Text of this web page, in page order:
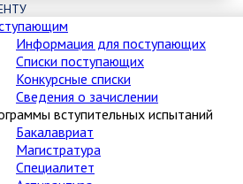
Информация для поступающих
Списки поступающих
Конкурсные списки
Сведения о зачислении
вступительных испытаний
Бакалавриат
Магистратура
Специалитет